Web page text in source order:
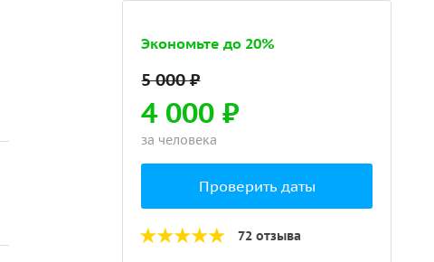
Экономьте до 20%
4 000 ₽
за человека
Проверить даты
72 отзыва